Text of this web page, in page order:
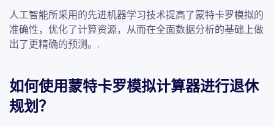
人工智能所采用的先进机器学习技术提高了蒙特卡罗模拟的
准确性，优化了计算资源，从而在全面数据分析的基础上做
出了更精确的预测。.
如何使用蒙特卡罗模拟计算器进行退休
规划？